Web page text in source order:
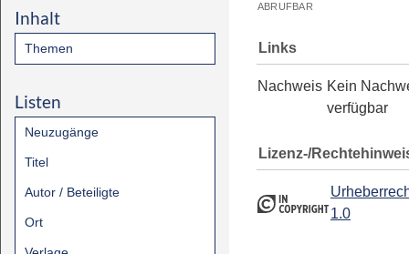
Inhalt
Themen
Listen
Neuzugänge
Titel
Autor / Beteiligte
Ort
ABRUFBAR
Links
Nachweis Kein
verfügbar
Lizenz-/
1.0